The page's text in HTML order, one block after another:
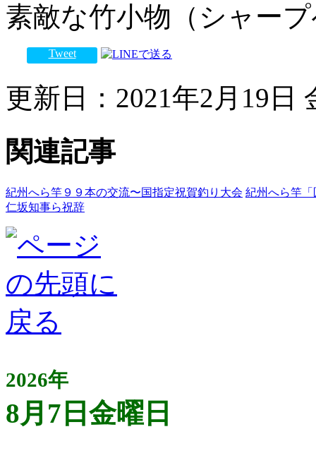
素敵な竹小物（シャー
Tweet
更新日：2021年2月19日
関連記事
紀州へら竿９９本の交流〜国指定祝賀釣り大会 紀州へら竿
仁坂知事ら祝辞
2026年
8月7日金曜日